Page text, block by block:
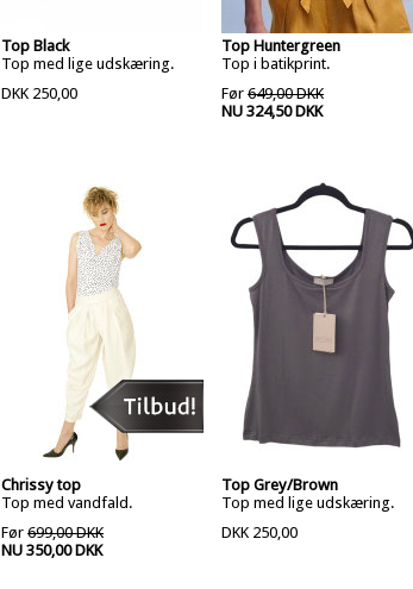
Top Black
Top med lige udskæring.
DKK 250,00
Top Huntergreen
Top i batikprint.
Før 649,00 DKK
NU 324,50 DKK
Chrissy top
Top med vandfald.
Før 699,00 DKK
NU 350,00 DKK
Top Grey/Brown
Top med lige udskæring.
DKK 250,00